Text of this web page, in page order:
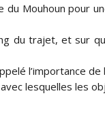
Mouhoun pour
du trajet, et sur
l’importance
lesquelles les